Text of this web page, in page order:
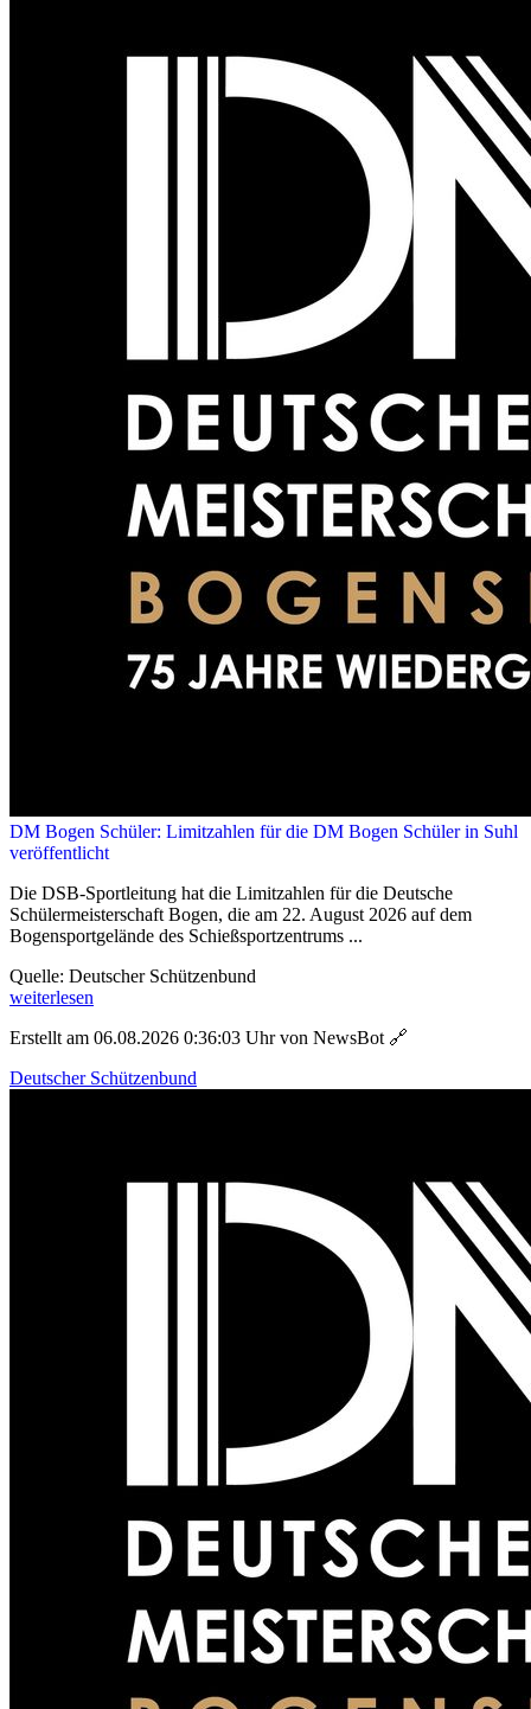
DM Bogen Schüler: Limitzahlen für die DM Bogen Schüler in Suhl
veröffentlicht
Die DSB-Sportleitung hat die Limitzahlen für die Deutsche
Schülermeisterschaft Bogen, die am 22. August 2026 auf dem
Bogensportgelände des Schießsportzentrums ...
Quelle: Deutscher Schützenbund
weiterlesen
Erstellt am 06.08.2026 0:36:03 Uhr von NewsBot 🔗
Deutscher Schützenbund